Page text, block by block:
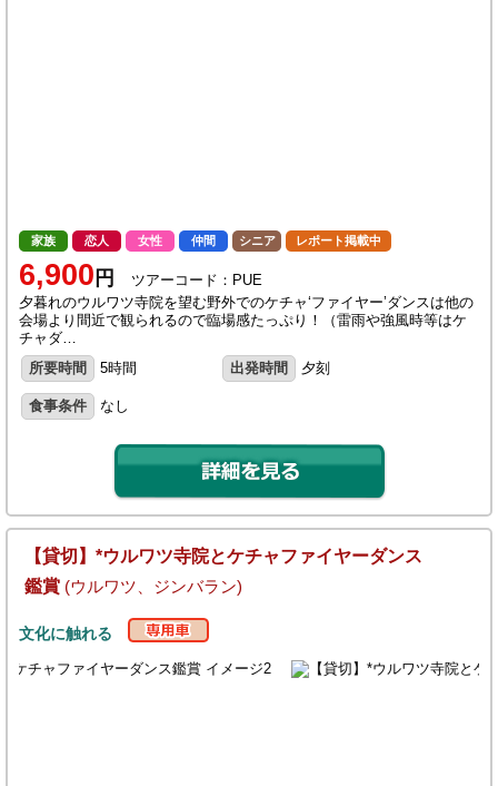
家族 恋人 女性 仲間 シニア レポート掲載中
6,900 円
ツアーコード：PUE
夕暮れのウルワツ寺院を望む野外でのケチャ‘ファイヤー’ダンスは他の
会場より間近で観られるので臨場感たっぷり！（雷雨や強風時等はケ
チャダ…
所要時間
5時間 出発時間 夕刻
食事条件 なし
【貸切】*ウルワツ寺院とケチャファイヤーダンス
鑑賞 (ウルワツ、ジンバラン)
文化に触れる